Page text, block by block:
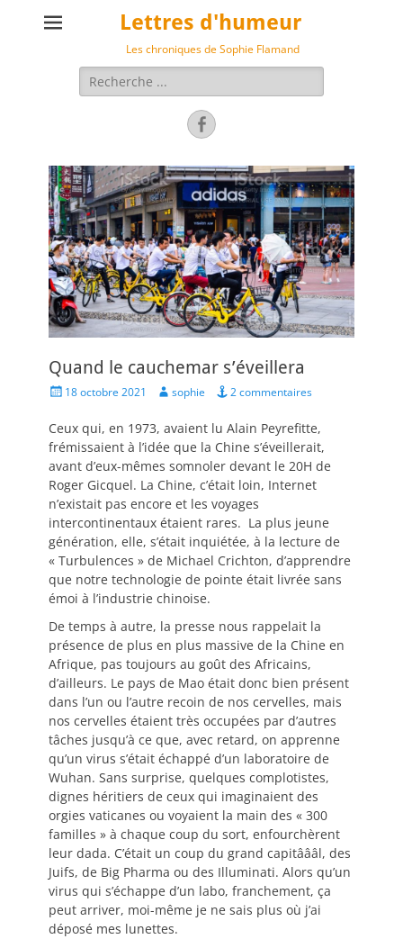
Lettres d'humeur
Les chroniques de Sophie Flamand
Rechercher :
Facebook
Quand le cauchemar s’éveillera
Posted18 octobre 2021 Author
sophie 2 commentaires
Ceux qui, en 1973, avaient lu Alain Peyrefitte,
frémissaient à l’idée que la Chine s’éveillerait,
avant d’eux-mêmes somnoler devant le 20H de
Roger Gicquel. La Chine, c’était loin, Internet
n’existait pas encore et les voyages
intercontinentaux étaient rares. La plus jeune
génération, elle, s’était inquiétée, à la lecture de
« Turbulences » de Michael Crichton, d’apprendre
que notre technologie de pointe était livrée sans
émoi à l’industrie chinoise.
De temps à autre, la presse nous rappelait la
présence de plus en plus massive de la Chine en
Afrique, pas toujours au goût des Africains,
d’ailleurs. Le pays de Mao était donc bien présent
dans l’un ou l’autre recoin de nos cervelles, mais
nos cervelles étaient très occupées par d’autres
tâches jusqu’à ce que, avec retard, on apprenne
qu’un virus s’était échappé d’un laboratoire de
Wuhan. Sans surprise, quelques complotistes,
dignes héritiers de ceux qui imaginaient des
orgies vaticanes ou voyaient la main des « 300
familles » à chaque coup du sort, enfourchèrent
leur dada. C’était un coup du grand capitâââl, des
Juifs, de Big Pharma ou des Illuminati. Alors qu’un
virus qui s’échappe d’un labo, franchement, ça
peut arriver, moi-même je ne sais plus où j’ai
déposé mes lunettes.